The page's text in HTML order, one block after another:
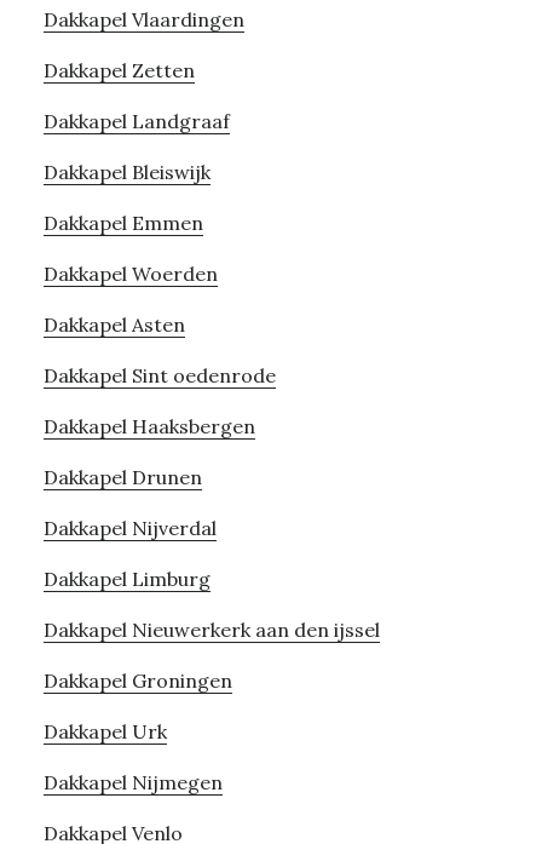
Dakkapel Vlaardingen
Dakkapel Zetten
Dakkapel Landgraaf
Dakkapel Bleiswijk
Dakkapel Emmen
Dakkapel Woerden
Dakkapel Asten
Dakkapel Sint oedenrode
Dakkapel Haaksbergen
Dakkapel Drunen
Dakkapel Nijverdal
Dakkapel Limburg
Dakkapel Nieuwerkerk aan den ijssel
Dakkapel Groningen
Dakkapel Urk
Dakkapel Nijmegen
Dakkapel Venlo